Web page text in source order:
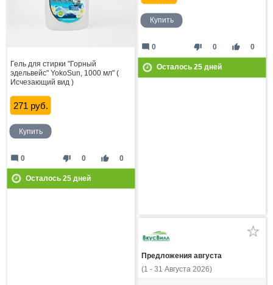
Купить
thumb_down 0 thumb_up 0
mode_comment 0
Осталось 25дней
Гель для стирки "Горный
эдельвейс" YokoSun, 1000 мл" (
Исчезающий вид )
271 руб.
Купить
thumb_down 0 thumb_up 0
mode_comment 0
Осталось 25дней
Предложения августа
(1 - 31 Августа 2026)